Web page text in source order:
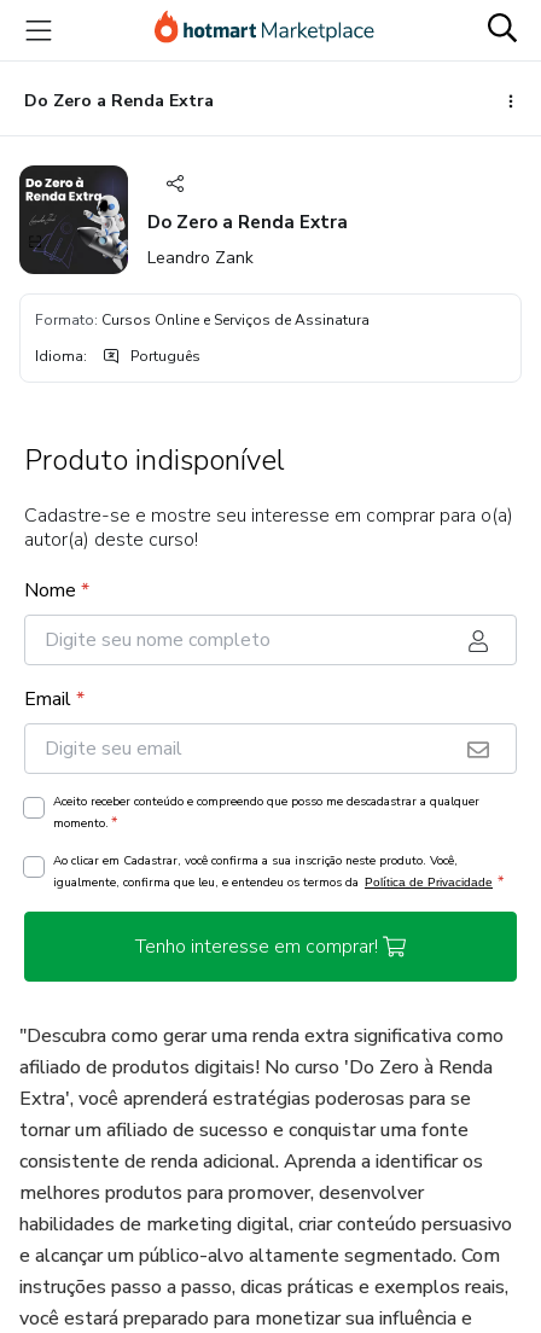
para
conteúdo
principal
para
pagamento
para
rodapé
Do Zero a Renda Extra
Do Zero a Renda Extra
Leandro Zank
Formato: Cursos Online e Serviços de Assinatura
Idioma: Português
Produto indisponível
Cadastre-se e mostre seu interesse em comprar para o(a)
autor(a) deste curso!
Nome *
Email*
Aceito receber conteúdo e compreendo que posso me descadastrar a qualquer
momento. *
Ao clicar em Cadastrar, você confirma a sua inscrição neste produto. Você,
igualmente, confirma que leu, e entendeu os termos da Política de Privacidade *
Tenho interesse em comprar!
"Descubra como gerar uma renda extra significativa como
afiliado de produtos digitais! No curso 'Do Zero à Renda
Extra', você aprenderá estratégias poderosas para se
tornar um afiliado de sucesso e conquistar uma fonte
consistente de renda adicional. Aprenda a identificar os
melhores produtos para promover, desenvolver
habilidades de marketing digital, criar conteúdo persuasivo
e alcançar um público-alvo altamente segmentado. Com
instruções passo a passo, dicas práticas e exemplos reais,
você estará preparado para monetizar sua influência e